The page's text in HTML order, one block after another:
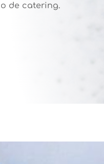
de catering.